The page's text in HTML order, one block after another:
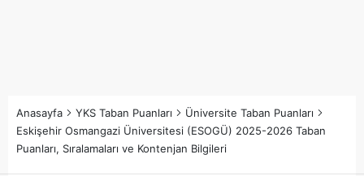
Anasayfa YKS Taban Puanları
Üniversite Taban Puanları
Eskişehir Osmangazi Üniversitesi (ESOGÜ) 2025-2026 Taban
Puanları, Sıralamaları ve Kontenjan Bilgileri